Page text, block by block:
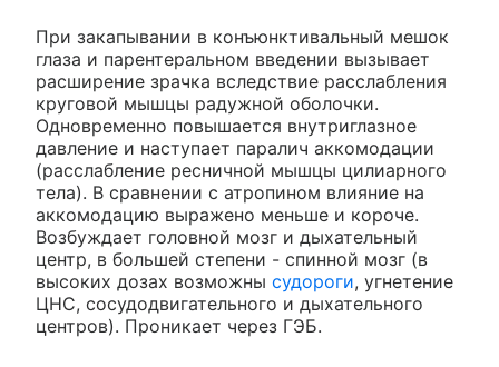
При закапывании в конъюнктивальный мешок
глаза и парентеральном введении вызывает
расширение зрачка вследствие расслабления
круговой мышцы радужной оболочки.
Одновременно повышается внутриглазное
давление и наступает паралич аккомодации
(расслабление ресничной мышцы цилиарного
тела). В сравнении с атропином влияние на
аккомодацию выражено меньше и короче.
Возбуждает головной мозг и дыхательный
центр, в большей степени - спинной мозг (в
высоких дозах возможны судороги, угнетение
ЦНС, сосудодвигательного и дыхательного
центров). Проникает через ГЭБ.